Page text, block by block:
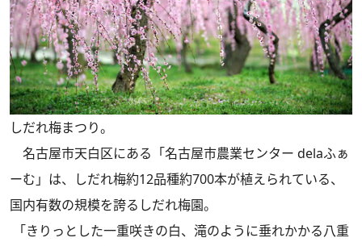
しだれ梅まつり。
名古屋市天白区にある「名古屋市農業センター delaふぁ
ーむ」は、しだれ梅約12品種約700本が植えられている、
国内有数の規模を誇るしだれ梅園。
「きりっとした一重咲きの白、滝のように垂れかかる八重